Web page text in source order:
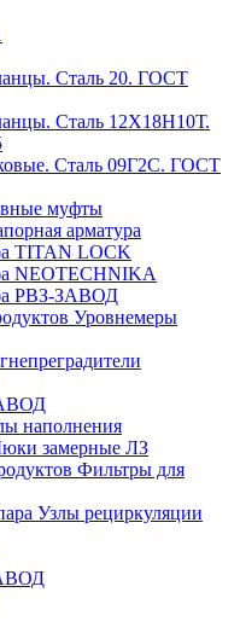
Сталь 20. ГОСТ
Сталь 12Х18Н10Т.
Сталь 09Г2С. ГОСТ
муфты
арматура
TITAN LOCK
NEOTECHNIKA
РВЗ-ЗАВОД
Уровнемеры
наполнения
замерные ЛЗ
Фильтры для
Узлы рециркуляции